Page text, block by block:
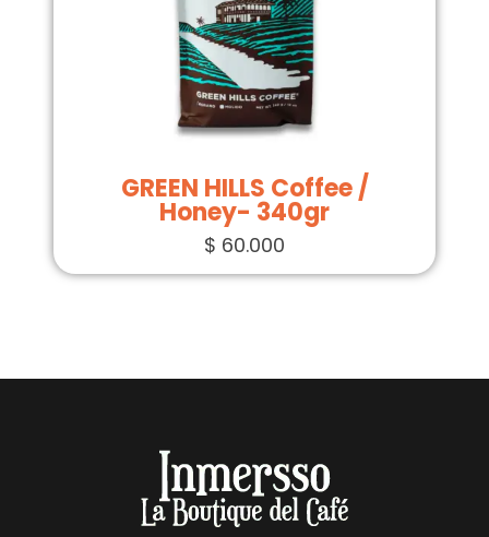
GREEN HILLS Coffee /
Honey- 340gr
$ 60.000